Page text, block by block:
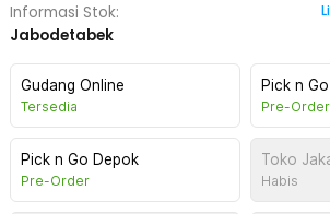
Informasi Stok:
Jabodetabek
Gudang Online
Tersedia
Pick n
Pre-Order
Pick n Go Depok
Pre-Order
Toko
Habis